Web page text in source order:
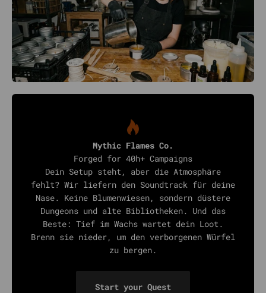
Mythic Flames Co.
Forged for 40h+ Campaigns
Dein Setup steht, aber die Atmosphäre
fehlt? Wir liefern den Soundtrack für deine
Nase. Keine Blumenwiesen, sondern düstere
Dungeons und alte Bibliotheken. Und das
Beste: Tief im Wachs wartet dein Loot.
Brenn sie nieder, um den verborgenen Würfel
zu bergen.
Start your Quest